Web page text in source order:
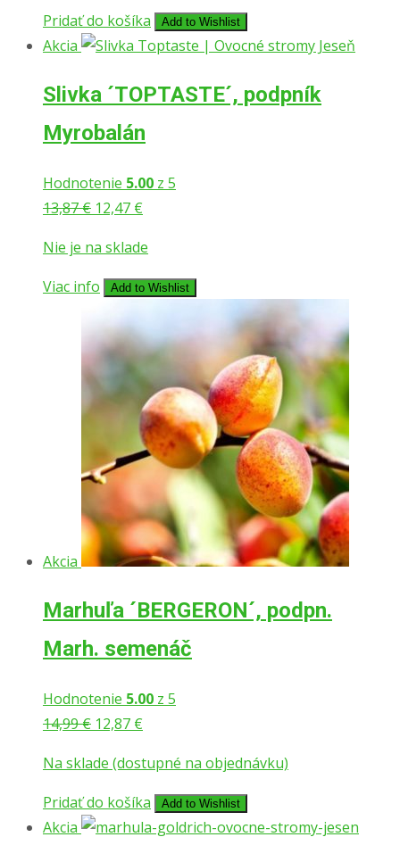
Pridať do košíka
Add to Wishlist
Akcia
Slivka ´TOPTASTE´, podpník
Myrobalán
Hodnotenie 5.00 z 5
13,87€ 12,47 €
Nie je na sklade
Viac info
Add to Wishlist
Akcia
Marhuľa ´BERGERON´, podpn.
Marh. semenáč
Hodnotenie 5.00 z 5
14,99€ 12,87 €
Na sklade (dostupné na objednávku)
Pridať do košíka
Add to Wishlist
Akcia